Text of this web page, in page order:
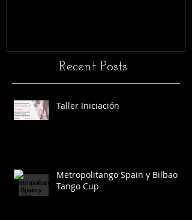
Recent Posts
Taller Iniciación
Metropolitango Spain y Bilbao
Tango Cup